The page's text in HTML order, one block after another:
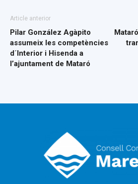
Article anterior
Pilar González Agàpito
assumeix les competències
d´Interior i Hisenda a
l’ajuntament de Mataró